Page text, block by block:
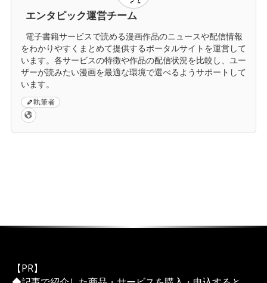
エンタピック運営チーム
電子書籍サービスで読める漫画作品のニュースや配信情報
をわかりやすくまとめて提供するポータルサイトを運営して
います。各サービスの特徴や作品の配信状況を比較し、ユー
ザーが読みたい漫画を最適な環境で選べるようサポートして
います。
執筆者
【PR】